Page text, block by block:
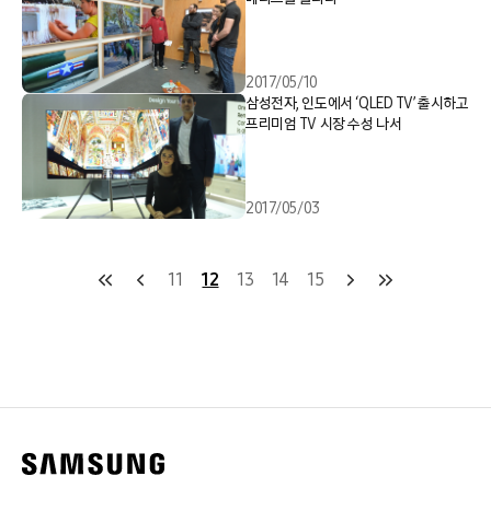
2017/05/10
삼성전자, 인도에서 ‘QLED TV’ 출시하고
프리미엄 TV 시장 수성 나서
2017/05/03
11 12 13 14 15